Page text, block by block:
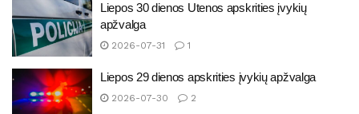
Liepos 30 dienos Utenos apskrities įvykių
apžvalga
2026-07-31 1
Liepos 29 dienos apskrities įvykių apžvalga
2026-07-30 2